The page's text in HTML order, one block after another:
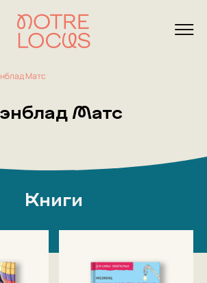
Матс
Матс
Книги